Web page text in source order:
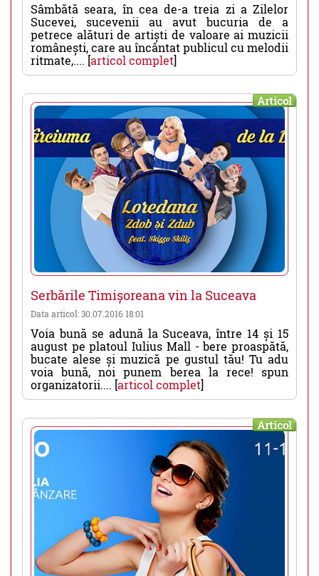
Sâmbătă seara, în cea de-a treia zi a Zilelor
Sucevei, sucevenii au avut bucuria de a
petrece alături de artiști de valoare ai muzicii
românești, care au încântat publicul cu melodii
ritmate,.... [articol complet]
Articol
Serbările Timișoreana vin la Suceava
Data articol: 30.07.2016 18:01
Voia bună se adună la Suceava, între 14 și 15
august pe platoul Iulius Mall - bere proaspătă,
bucate alese și muzică pe gustul tău! Tu adu
voia bună, noi punem berea la rece! spun
organizatorii.... [articol complet]
Articol